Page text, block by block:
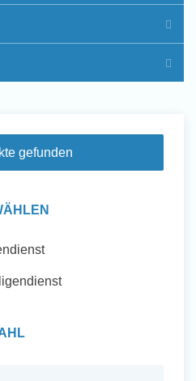
Sammeln
Engagieren
gefunden